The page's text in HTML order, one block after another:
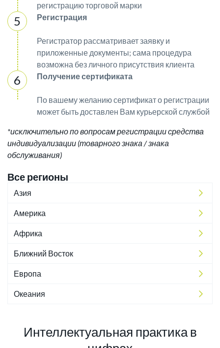
регистрацию торговой марки
Регистрация
Регистратор рассматривает заявку и
приложенные документы; сама процедура
возможна без личного присутствия клиента
Получение сертификата
По вашему желанию сертификат о регистрации
может быть доставлен Вам курьерской службой
*исключительно по вопросам регистрации средства
индивидуализации (товарного знака / знака
обслуживания)
Все регионы
Азия
Америка
Африка
Ближний Восток
Европа
Океания
Интеллектуальная практика в